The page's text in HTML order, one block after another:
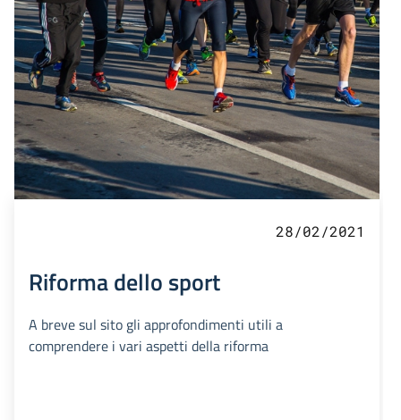
28/02/2021
Riforma dello sport
A breve sul sito gli approfondimenti utili a
comprendere i vari aspetti della riforma